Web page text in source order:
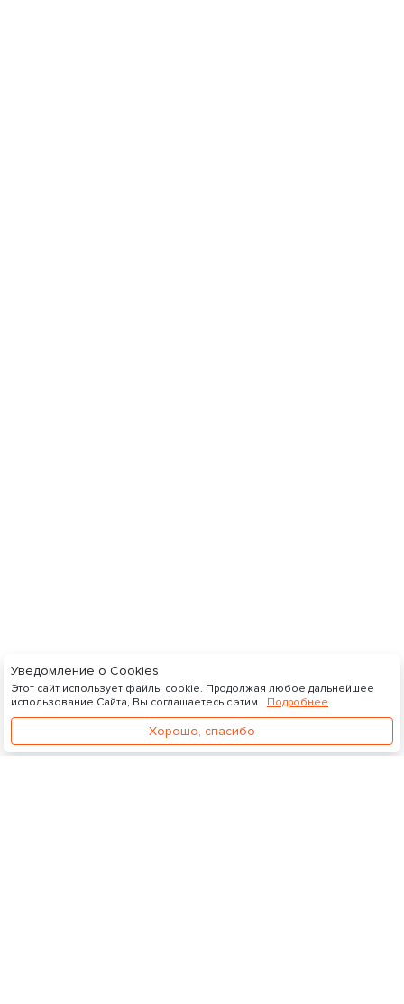
Уведомление о Cookies
Этот сайт использует файлы cookie. Продолжая любое дальнейшее
использование Сайта, Вы соглашаетесь с этим. Подробнее
Хорошо, спасибо